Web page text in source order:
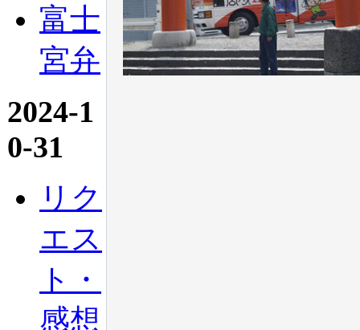
富士
宮弁
2024-1
0-31
リク
エス
ト・
感想